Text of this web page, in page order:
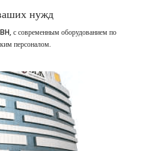
нужд
с современным оборудованием по
персоналом.